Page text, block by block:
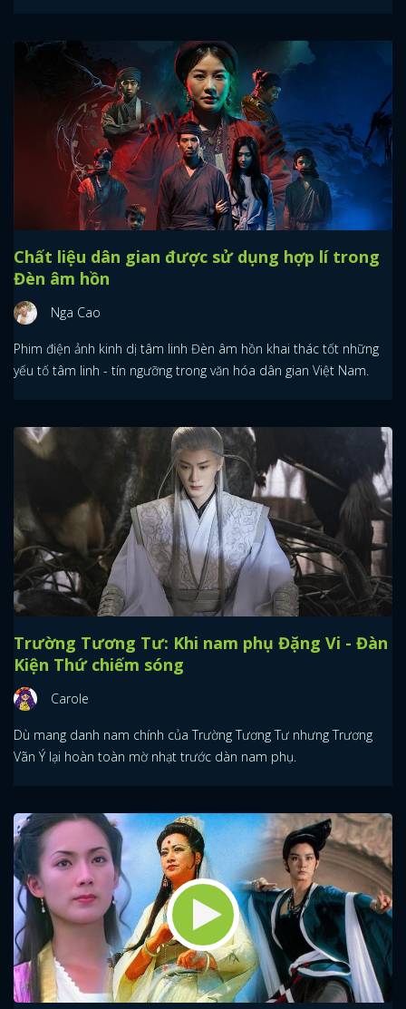
Chất liệu dân gian được sử dụng hợp lí trong
Đèn âm hồn
Nga Cao
Phim điện ảnh kinh dị tâm linh Đèn âm hồn khai thác tốt những
yếu tố tâm linh - tín ngưỡng trong văn hóa dân gian Việt Nam.
Trường Tương Tư: Khi nam phụ Đặng Vi - Đàn
Kiện Thứ chiếm sóng
Carole
Dù mang danh nam chính của Trường Tương Tư nhưng Trương
Vãn Ý lại hoàn toàn mờ nhạt trước dàn nam phụ.